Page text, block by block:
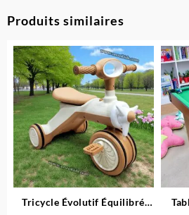
Produits similaires
Tricycle Évolutif Équilibré